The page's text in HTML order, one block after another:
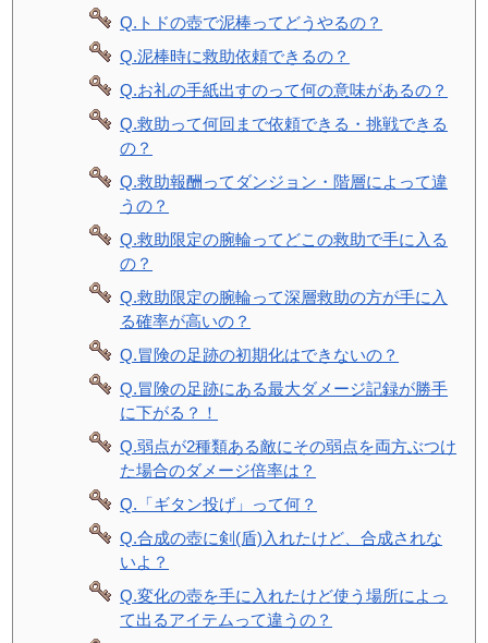
Q.トドの壺で泥棒ってどうやるの？
Q.泥棒時に救助依頼できるの？
Q.お礼の手紙出すのって何の意味があるの？
Q.救助って何回まで依頼できる・挑戦できる
の？
Q.救助報酬ってダンジョン・階層によって違
うの？
Q.救助限定の腕輪ってどこの救助で手に入る
の？
Q.救助限定の腕輪って深層救助の方が手に入
る確率が高いの？
Q.冒険の足跡の初期化はできないの？
Q.冒険の足跡にある最大ダメージ記録が勝手
に下がる？！
Q.弱点が2種類ある敵にその弱点を両方ぶつけ
た場合のダメージ倍率は？
Q.「ギタン投げ」って何？
Q.合成の壺に剣(盾)入れたけど、合成されな
いよ？
Q.変化の壺を手に入れたけど使う場所によっ
て出るアイテムって違うの？